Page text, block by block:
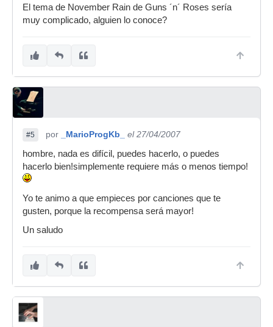
El tema de November Rain de Guns ´n´ Roses sería
muy complicado, alguien lo conoce?
#5 por _MarioProgKb_
el 27/04/2007
hombre, nada es difícil, puedes hacerlo, o puedes
hacerlo bien!simplemente requiere más o menos tiempo!
Yo te animo a que empieces por canciones que te
gusten, porque la recompensa será mayor!
Un saludo